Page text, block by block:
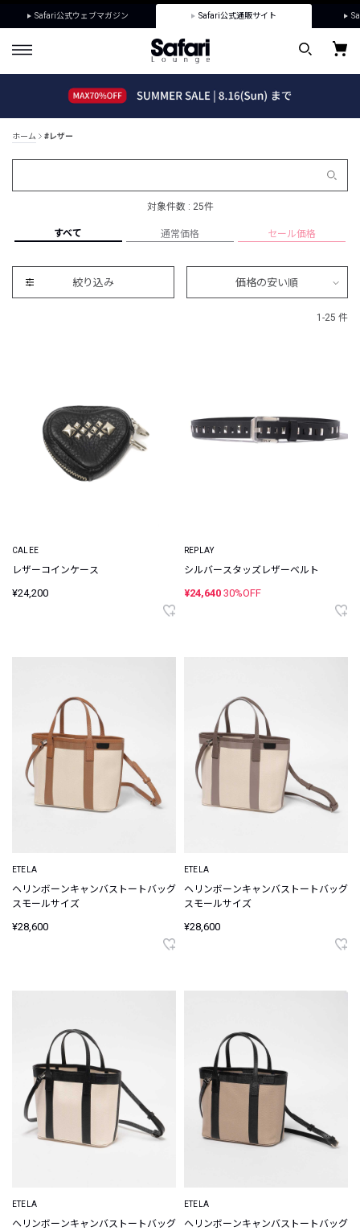
Safari公式ウェブマガジン Safari公式通販サイト
ホーム #レザー
対象件数 : 25件
すべて 通常価格 セール価格
絞り込み 価格の安い順
1-25 件
CALEE
レザーコインケース
¥24,200
REPLAY
シルバースタッズレザーベルト
¥24,640 30%OFF
ETELA
ヘリンボーンキャンバストートバッグ
スモールサイズ
¥28,600
ETELA
ヘリンボーンキャンバストートバッグ
スモールサイズ
¥28,600
ETELA
ヘリンボーンキャンバストートバッグ
ETELA
ヘリンボーンキャンバストートバッグ